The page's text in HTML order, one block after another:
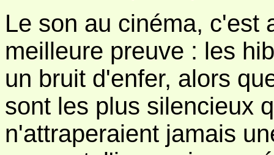
Le son au cinéma, c'est
meilleure preuve : les
un bruit d'enfer, alors
sont les plus silencieux
n'attraperaient jamais